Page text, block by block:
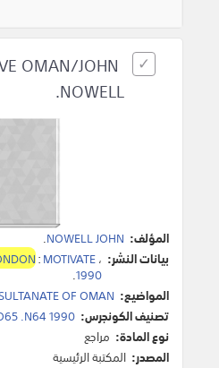
OMAN/JOHN
NOWELL.
المؤلف: NOWELL JOHN
.
بيانات النشر:
:MOTIVATE،
1990
.
المواضيع: OF OMAN
تصنيف الكونجرس: .N64 1990
نوع المادة: مراجع
المصدر: المكتبة الرئيسية